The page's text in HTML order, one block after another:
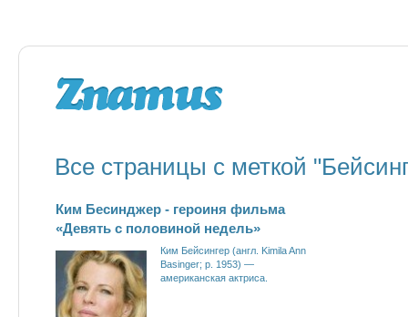
Все страницы с меткой
Ким Бесинджер - героиня фильма
«Девять с половиной недель»
Ким Бейсингер (англ. Kimila Ann
Basinger; р. 1953) —
американская актриса.